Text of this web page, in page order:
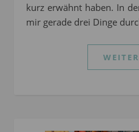
kurz erwähnt haben. In
mir gerade drei Dinge